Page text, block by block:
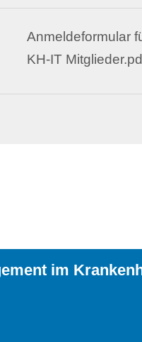
Anmeldeformular
KH-IT
im